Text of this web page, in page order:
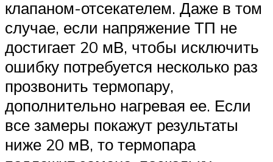
клапаном-отсекателем. Даже в том
случае, если напряжение ТП не
достигает 20 мВ, чтобы исключить
ошибку потребуется несколько раз
прозвонить термопару,
дополнительно нагревая ее. Если
все замеры покажут результаты
ниже 20 мВ, то термопара